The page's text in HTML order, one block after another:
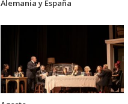
Alemania y España